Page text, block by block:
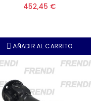
452,45 €
AÑADIR AL CARRITO